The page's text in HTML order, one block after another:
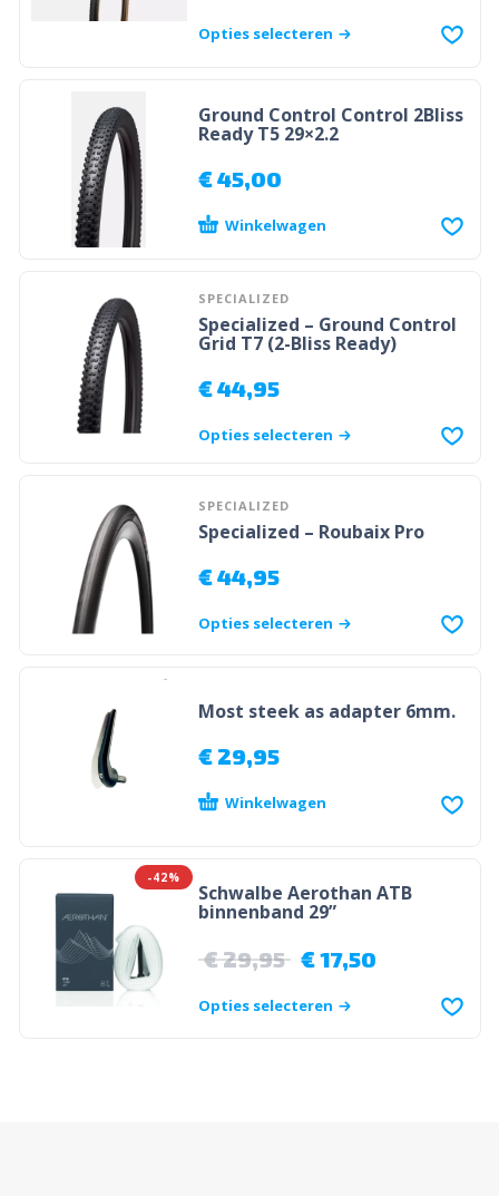
Opties selecteren
Ground Control Control 2Bliss
Ready T5 29×2.2
€45,00
Winkelwagen
SPECIALIZED
Specialized – Ground Control
Grid T7 (2-Bliss Ready)
€44,95
Opties selecteren
SPECIALIZED
Specialized – Roubaix Pro
€44,95
Opties selecteren
Most steek as adapter 6mm.
€29,95
Winkelwagen
-42%
Schwalbe Aerothan ATB
binnenband 29”
€29,95 €17,50
Opties selecteren